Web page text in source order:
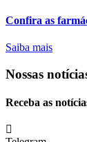
Confira as
Saiba mais
Nossas
Receba as